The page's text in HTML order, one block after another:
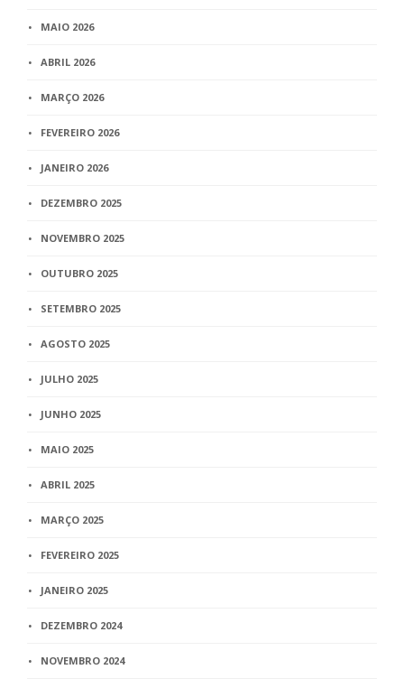
MAIO 2026
ABRIL 2026
MARÇO 2026
FEVEREIRO 2026
JANEIRO 2026
DEZEMBRO 2025
NOVEMBRO 2025
OUTUBRO 2025
SETEMBRO 2025
AGOSTO 2025
JULHO 2025
JUNHO 2025
MAIO 2025
ABRIL 2025
MARÇO 2025
FEVEREIRO 2025
JANEIRO 2025
DEZEMBRO 2024
NOVEMBRO 2024